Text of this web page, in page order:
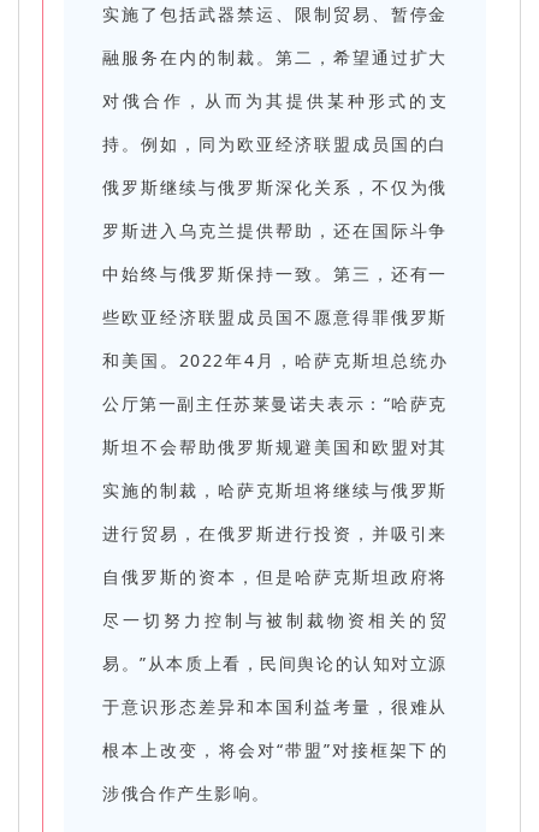
实施了包括武器禁运、限制贸易、暂停金
融服务在内的制裁。第二，希望通过扩大
对俄合作，从而为其提供某种形式的支
持。例如，同为欧亚经济联盟成员国的白
俄罗斯继续与俄罗斯深化关系，不仅为俄
罗斯进入乌克兰提供帮助，还在国际斗争
中始终与俄罗斯保持一致。第三，还有一
些欧亚经济联盟成员国不愿意得罪俄罗斯
和美国。2022年4月，哈萨克斯坦总统办
公厅第一副主任苏莱曼诺夫表示：“哈萨克
斯坦不会帮助俄罗斯规避美国和欧盟对其
实施的制裁，哈萨克斯坦将继续与俄罗斯
进行贸易，在俄罗斯进行投资，并吸引来
自俄罗斯的资本，但是哈萨克斯坦政府将
尽一切努力控制与被制裁物资相关的贸
易。”从本质上看，民间舆论的认知对立源
于意识形态差异和本国利益考量，很难从
根本上改变，将会对“带盟”对接框架下的
涉俄合作产生影响。